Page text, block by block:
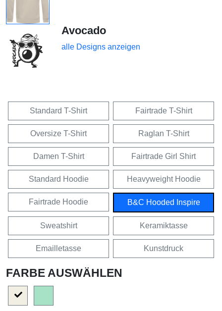
Avocado
alle Designs anzeigen
Standard T-Shirt Fairtrade T-Shirt
Oversize T-Shirt Raglan T-Shirt
Damen T-Shirt Fairtrade Girl Shirt
Standard Hoodie Heavyweight Hoodie
Fairtrade Hoodie B&C Hooded Inspire
Sweatshirt Keramiktasse
Emailletasse Kunstdruck
FARBE AUSWÄHLEN